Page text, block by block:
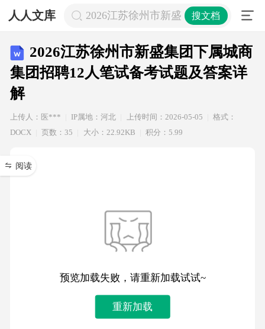
人人文库 2026江苏徐州市新盛集团下属城商集
搜文档
2026江苏徐州市新盛集团下属城商
集团招聘12人笔试备考试题及答案详
解
上传人：医*** IP属地：河北 上传时间：2026-05-05
格式：
DOCX
页数：35 大小：22.92KB 积分：5.99
阅读
预览加载失败，请重新加载试试~
重新加载